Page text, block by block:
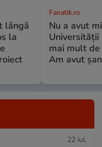
lângă
la
Fanatik.ro
Nu a avut
Universității
mai mult
Am avut
22 iul.